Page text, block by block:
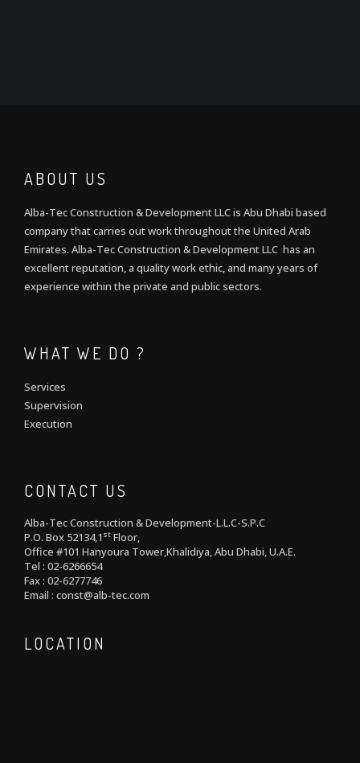
ABOUT US
Alba-Tec Construction & Development LLC is Abu Dhabi based
company that carries out work throughout the United Arab
Emirates. Alba-Tec Construction & Development LLC has an
excellent reputation, a quality work ethic, and many years of
experience within the private and public sectors.
WHAT WE DO ?
Services
Supervision
Execution
CONTACT US
Alba-Tec Construction & Development-L.L.C-S.P.C
P.O. Box 52134,1 st Floor,
Office #101 Hanyoura Tower,Khalidiya, Abu Dhabi, U.A.E.
Tel : 02-6266654
Fax : 02-6277746
Email : const@alb-tec.com
LOCATION